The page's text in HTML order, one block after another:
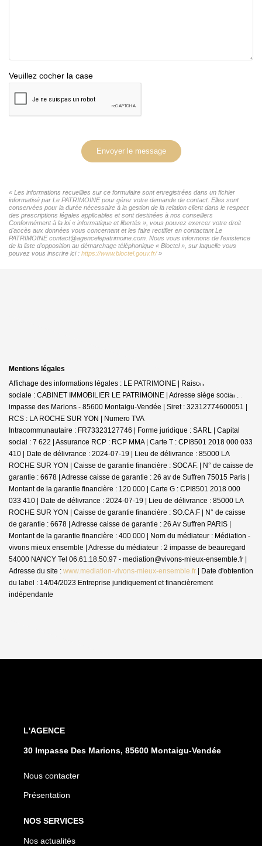
Veuillez cocher la case
Envoyer le message
« Les informations recueillies sur ce formulaire sont enregistrées dans un fichier
informatisé par Le PATRIMOINE pour gérer votre demande de contact. Elles sont
conservées pour la durée nécessaire à la gestion de la relation client dans le respect
des prescriptions légales applicables et sont destinées à nos conseillers
Conformément à la loi « informatique et libertés », vous pouvez exercer votre droit
d'accès aux données vous concernant et les faire rectifier en contactant Le
PATRIMOINE contact@agencelepatrimoine.com. Nous vous informons de l'existence
de la liste d'opposition au démarchage téléphonique « Bloctel », sur laquelle vous
pouvez vous inscrire ici : https://www.bloctel.gouv.fr/»
Mentions légales
Affichage des informations légales : LE PATRIMOINE | Raison
sociale : CABINET IMMOBILIER LE PATRIMOINE | Adresse siège social : 30
impasse des Marions - 85600 Montaigu-Vendée | Siret : 32312774600051 |
RCS : LA ROCHE SUR YON | Numero TVA
Intracommunautaire : FR73323127746 | Forme juridique : SARL | Capital
social : 7 622 | Assurance RCP : RCP MMA | Carte T : CPI8501 2018 000 033
410 | Date de délivrance : 2024-07-19 | Lieu de délivrance : 85000 LA
ROCHE SUR YON | Caisse de garantie financière : SOCAF. | N° de caisse de
garantie : 6678 | Adresse caisse de garantie : 26 av de Suffren 75015 Paris |
Montant de la garantie financière : 120 000 | Carte G : CPI8501 2018 000
033 410 | Date de délivrance : 2024-07-19 | Lieu de délivrance : 85000 LA
ROCHE SUR YON | Caisse de garantie financière : SO.CA.F | N° de caisse
de garantie : 6678 | Adresse caisse de garantie : 26 Av Suffren PARIS |
Montant de la garantie financière : 400 000 | Nom du médiateur : Médiation -
vivons mieux ensemble | Adresse du médiateur : 2 impasse de beauregard
54000 NANCY Tel 06.61.18.50.97 - mediation@vivons-mieux-ensemble.fr |
Adresse du site : www.mediation-vivons-mieux-ensemble.fr | Date d'obtention
du label : 14/04/2023 Entreprise juridiquement et financièrement
indépendante
L'AGENCE
30 Impasse Des Marions, 85600 Montaigu-Vendée
Nous contacter
Présentation
NOS SERVICES
Nos actualités